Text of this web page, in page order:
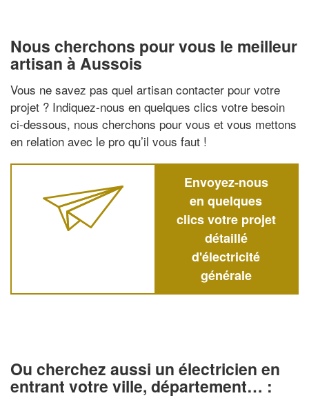
Nous cherchons pour vous le meilleur
artisan à Aussois
Vous ne savez pas quel artisan contacter pour votre
projet ? Indiquez-nous en quelques clics votre besoin
ci-dessous, nous cherchons pour vous et vous mettons
en relation avec le pro qu’il vous faut !
Envoyez-nous
en quelques
clics votre projet
détaillé
d'électricité
générale
Ou cherchez aussi un électricien en
entrant votre ville, département… :